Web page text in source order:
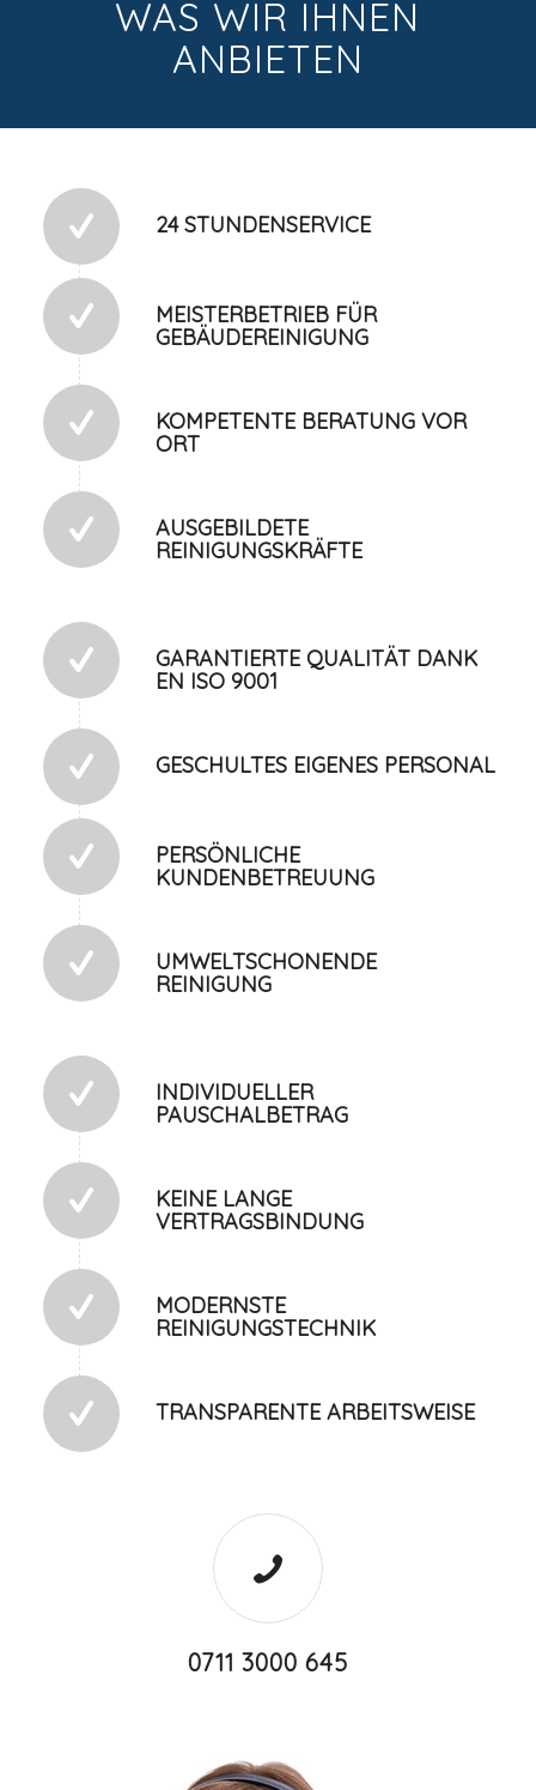
WAS WIR IHNEN
ANBIETEN
24 STUNDENSERVICE
MEISTERBETRIEB FÜR
GEBÄUDEREINIGUNG
KOMPETENTE BERATUNG VOR
ORT
AUSGEBILDETE
REINIGUNGSKRÄFTE
GARANTIERTE QUALITÄT DANK
EN ISO 9001
GESCHULTES EIGENES PERSONAL
PERSÖNLICHE
KUNDENBETREUUNG
UMWELTSCHONENDE
REINIGUNG
INDIVIDUELLER
PAUSCHALBETRAG
KEINE LANGE
VERTRAGSBINDUNG
MODERNSTE
REINIGUNGSTECHNIK
TRANSPARENTE ARBEITSWEISE
0711 3000 645